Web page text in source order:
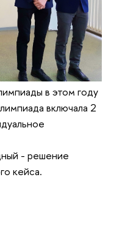
в этом году
включала 2
- решение
кейса.